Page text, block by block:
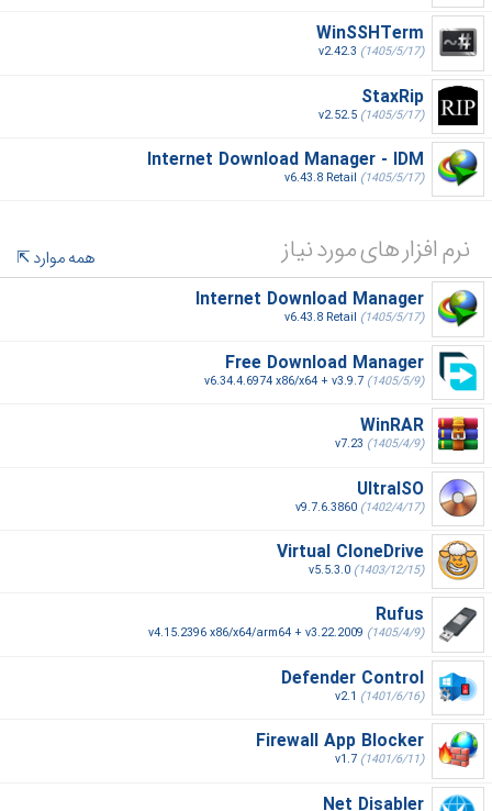
WinSSHTerm
v2.42.3 (1405/5/17)
StaxRip
v2.52.5 (1405/5/17)
Internet Download Manager - IDM
v6.43.8 Retail (1405/5/17)
نرم افزار های مورد نیاز
همه موارد
Internet Download Manager
v6.43.8 Retail (1405/5/17)
Free Download Manager
v6.34.4.6974 x86/x64 + v3.9.7 (1405/5/9)
WinRAR
v7.23 (1405/4/9)
UltraISO
v9.7.6.3860 (1402/4/17)
Virtual CloneDrive
v5.5.3.0 (1403/12/15)
Rufus
v4.15.2396 x86/x64/arm64 + v3.22.2009 (1405/4/9)
Defender Control
v2.1 (1401/6/16)
Firewall App Blocker
v1.7 (1401/6/11)
Net Disabler